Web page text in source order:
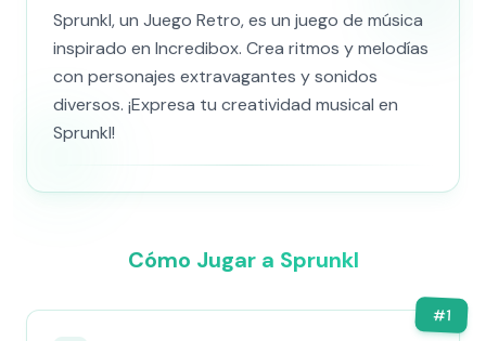
Sprunkl, un Juego Retro, es un juego de música
inspirado en Incredibox. Crea ritmos y melodías
con personajes extravagantes y sonidos
diversos. ¡Expresa tu creatividad musical en
Sprunkl!
Cómo Jugar a Sprunkl
#1